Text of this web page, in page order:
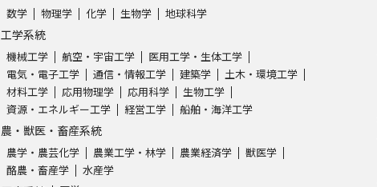
テレメール全国一斉進学調査
学問発見
大学で学びたい学問発見
数学 物理学 化学 生物学 地球科学
工学系統
機械工学 航空・宇宙工学
医用工学・生体工学
電気・電子工学
通信・情報工学 建築学
土木・環境工学
材料工学
応用物理学 応用科学
生物工学
資源・エネルギー工学
経営工学 船舶・海洋工学
農・獣医・畜産系統
農学・農芸化学 農業工学・林学 農業経済学
獣医学
酪農・畜産学
水産学